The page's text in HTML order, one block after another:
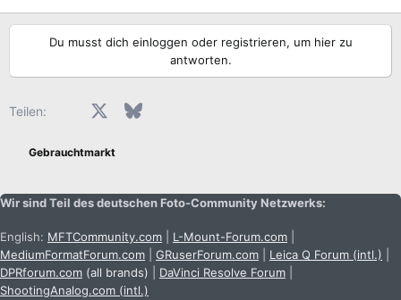
Du musst dich einloggen oder registrieren, um hier zu
antworten.
Teilen: FacebookX (Twitter)Bluesky
Gebrauchtmarkt
Wir sind Teil des deutschen Foto-Community Netzwerks:
English: MFTCommunity.com L-Mount-Forum.com
MediumFormatForum.com
GRuserForum.com Leica Q Forum (intl.)
DPRforum.com (all brands) DaVinci Resolve Forum
ShootingAnalog.com (intl.)